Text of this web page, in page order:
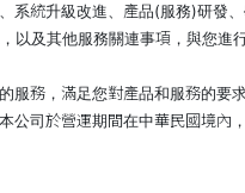
系統升級改進、產品(服務)研發
以及其他服務關連事項，與您進
務，滿足您對產品和服務的要求
公司於營運期間在中華民國境內